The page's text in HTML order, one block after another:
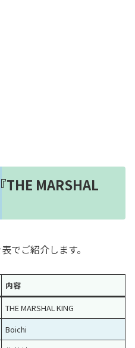
THE MARSHAL
でご紹介します。
内容
THE MARSHAL KING
Boichi